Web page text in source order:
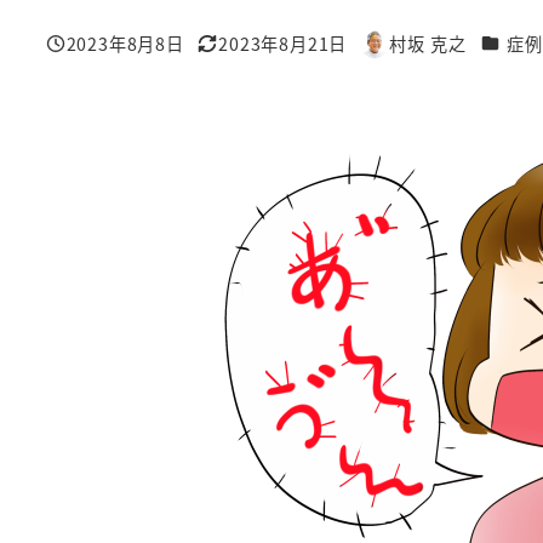
投稿日
2023年8月8日
更新日
2023年8月21日
著
村坂 克之 カテゴ
症例